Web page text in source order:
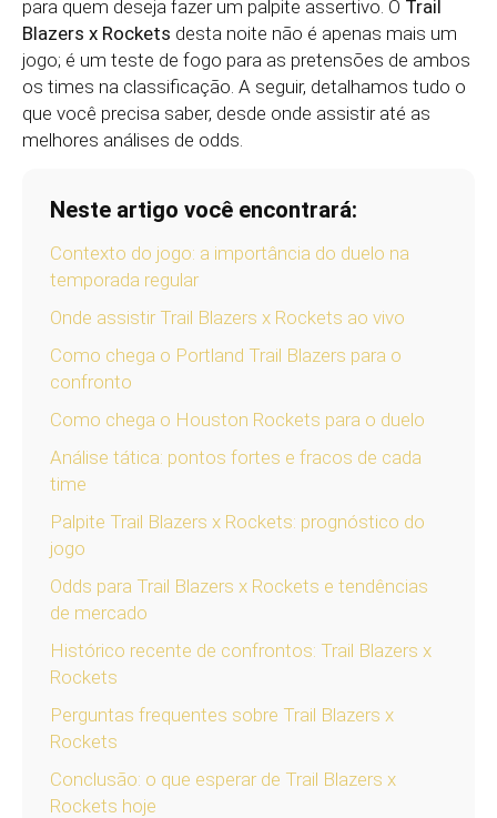
para quem deseja fazer um palpite assertivo. O Trail
Blazers x Rockets desta noite não é apenas mais um
jogo; é um teste de fogo para as pretensões de ambos
os times na classificação. A seguir, detalhamos tudo o
que você precisa saber, desde onde assistir até as
melhores análises de odds.
Neste artigo você encontrará:
Contexto do jogo: a importância do duelo na
temporada regular
Onde assistir Trail Blazers x Rockets ao vivo
Como chega o Portland Trail Blazers para o
confronto
Como chega o Houston Rockets para o duelo
Análise tática: pontos fortes e fracos de cada
time
Palpite Trail Blazers x Rockets: prognóstico do
jogo
Odds para Trail Blazers x Rockets e tendências
de mercado
Histórico recente de confrontos: Trail Blazers x
Rockets
Perguntas frequentes sobre Trail Blazers x
Rockets
Conclusão: o que esperar de Trail Blazers x
Rockets hoje